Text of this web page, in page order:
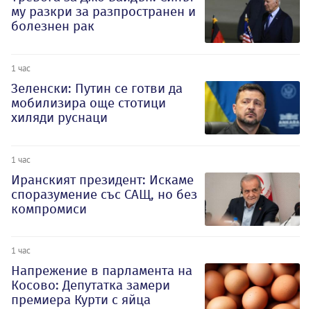
му разкри за разпространен и
болезнен рак
1 час
Зеленски: Путин се готви да
мобилизира още стотици
хиляди руснаци
1 час
Иранският президент: Искаме
споразумение със САЩ, но без
компромиси
1 час
Напрежение в парламента на
Косово: Депутатка замери
премиера Курти с яйца